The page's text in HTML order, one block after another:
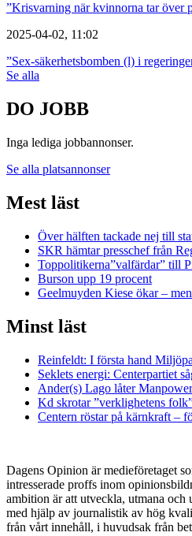
”Krisvarning när kvinnorna tar över
2025-04-02, 11:02
”Sex-säkerhetsbomben (l) i
Se alla
DO JOBB
Inga lediga jobbannonser.
Se alla platsannonser
Mest läst
Över hälften tackade nej till
SKR hämtar presschef från
Toppolitikerna”valfärdar” till
Burson upp 19 procent
Geelmuyden Kiese ökar –
Minst läst
Reinfeldt: I första hand
Seklets energi: Centerpartiet
Ander(s) Lago låter
Kd skrotar ”verklighetens
Centern röstar på kärnkraft –
Dagens Opinion är medieföretaget
intresserade proffs inom
ambition är att utveckla, utmana
med hjälp av journalistik av hög
från vårt innehåll, i huvudsak från